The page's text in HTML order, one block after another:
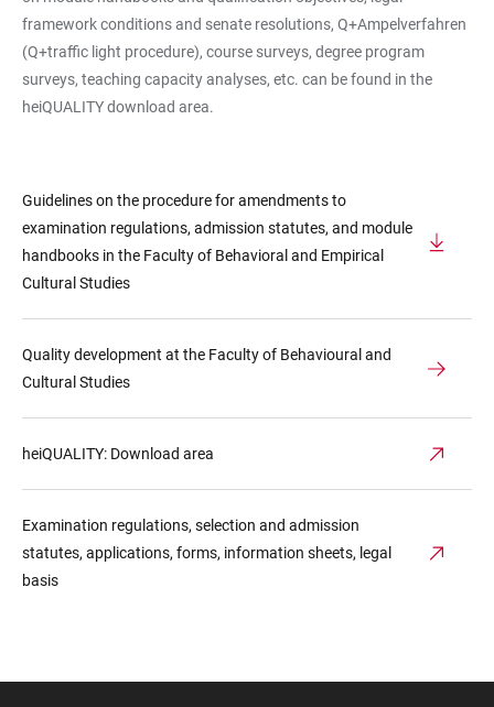
framework conditions and senate resolutions, Q+Ampelverfahren
(Q+traffic light procedure), course surveys, degree program
surveys, teaching capacity analyses, etc. can be found in the
heiQUALITY download area.
Guidelines on the procedure for amendments to
examination regulations, admission statutes, and module
handbooks in the Faculty of Behavioral and Empirical
Cultural Studies
Quality development at the Faculty of Behavioural and
Cultural Studies
heiQUALITY: Download area
Examination regulations, selection and admission
statutes, applications, forms, information sheets, legal
basis